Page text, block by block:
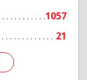
1057
21
Подробнее